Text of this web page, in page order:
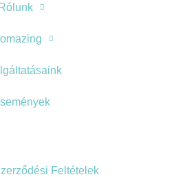
Rólunk
Feltételek